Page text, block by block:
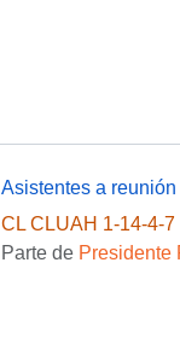
Asistentes a reunión
CL CLUAH 1-14-4-7
Parte de Presidente